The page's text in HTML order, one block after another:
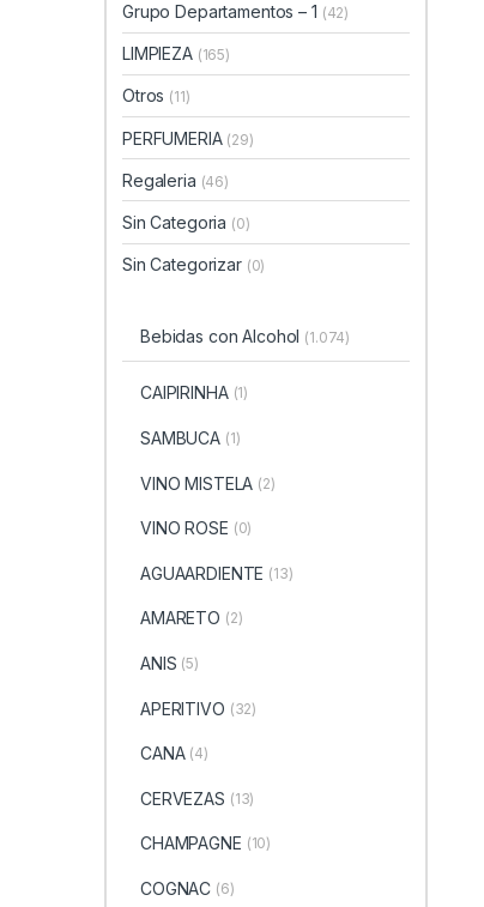
Grupo Departamentos – 1 (42)
LIMPIEZA (165)
Otros (11)
PERFUMERIA (29)
Regaleria (46)
Sin Categoria (0)
Sin Categorizar (0)
Bebidas con Alcohol (1.074)
CAIPIRINHA (1)
SAMBUCA (1)
VINO MISTELA (2)
VINO ROSE (0)
AGUAARDIENTE (13)
AMARETO (2)
ANIS (5)
APERITIVO (32)
CANA (4)
CERVEZAS (13)
CHAMPAGNE (10)
COGNAC (6)